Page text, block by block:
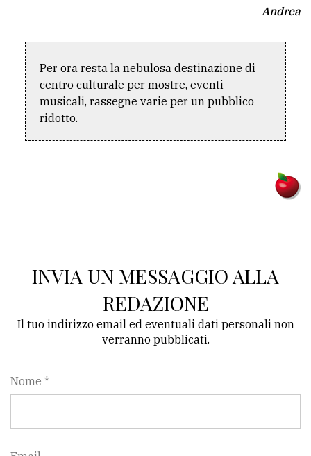
comune
Ricerca
avanzata
LE
PRIVACY
policy
Andrea
Per ora resta la nebulosa destinazione di
centro culturale per mostre, eventi
musicali, rassegne varie per un pubblico
ridotto.
INVIA UN MESSAGGIO ALLA
REDAZIONE
Il tuo indirizzo email ed eventuali dati personali non
verranno pubblicati.
Nome *